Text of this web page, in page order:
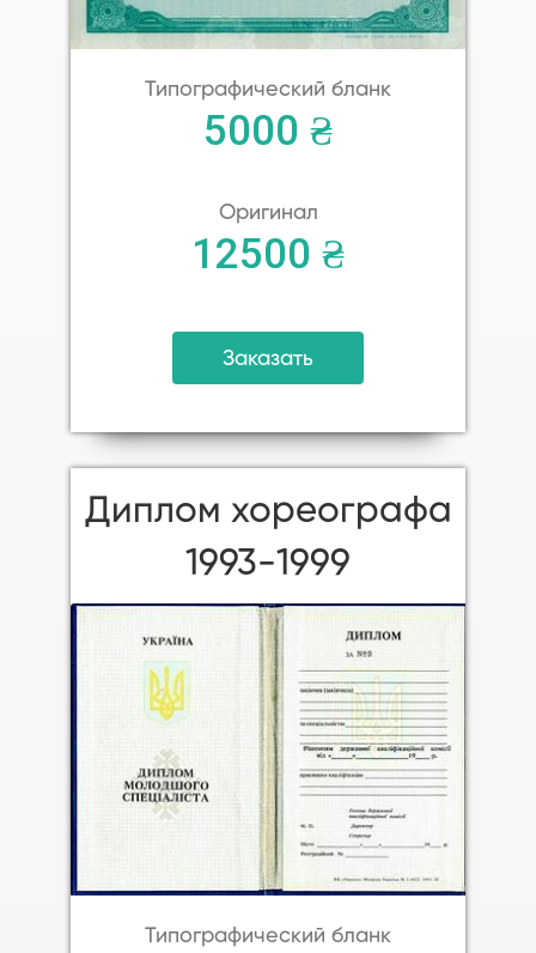
Типографический бланк
5000 ₴
Оригинал
12500 ₴
Заказать
Диплом хореографа
1993-1999
Типографический бланк